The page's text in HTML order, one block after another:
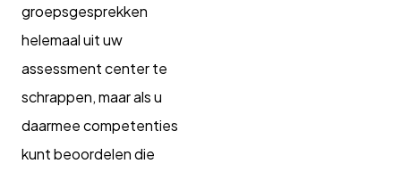
groepsgesprekken
helemaal uit uw
assessment center te
schrappen, maar als u
daarmee competenties
kunt beoordelen die